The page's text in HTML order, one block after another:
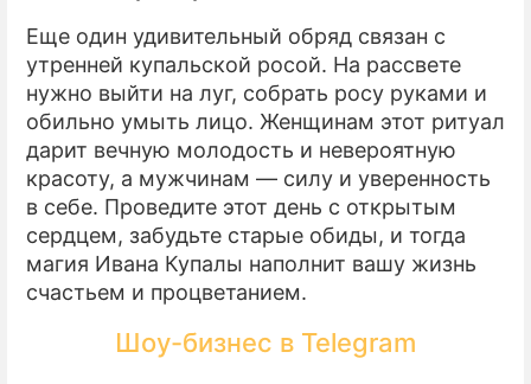
Еще один удивительный обряд связан с
утренней купальской росой. На рассвете
нужно выйти на луг, собрать росу руками и
обильно умыть лицо. Женщинам этот ритуал
дарит вечную молодость и невероятную
красоту, а мужчинам — силу и уверенность
в себе. Проведите этот день с открытым
сердцем, забудьте старые обиды, и тогда
магия Ивана Купалы наполнит вашу жизнь
счастьем и процветанием.
Шоу-бизнес в Telegram